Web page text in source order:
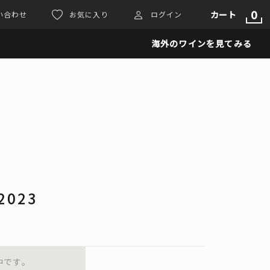
合わせ お気に入り ログイン カート 0
海外のワインを見てみる
す。